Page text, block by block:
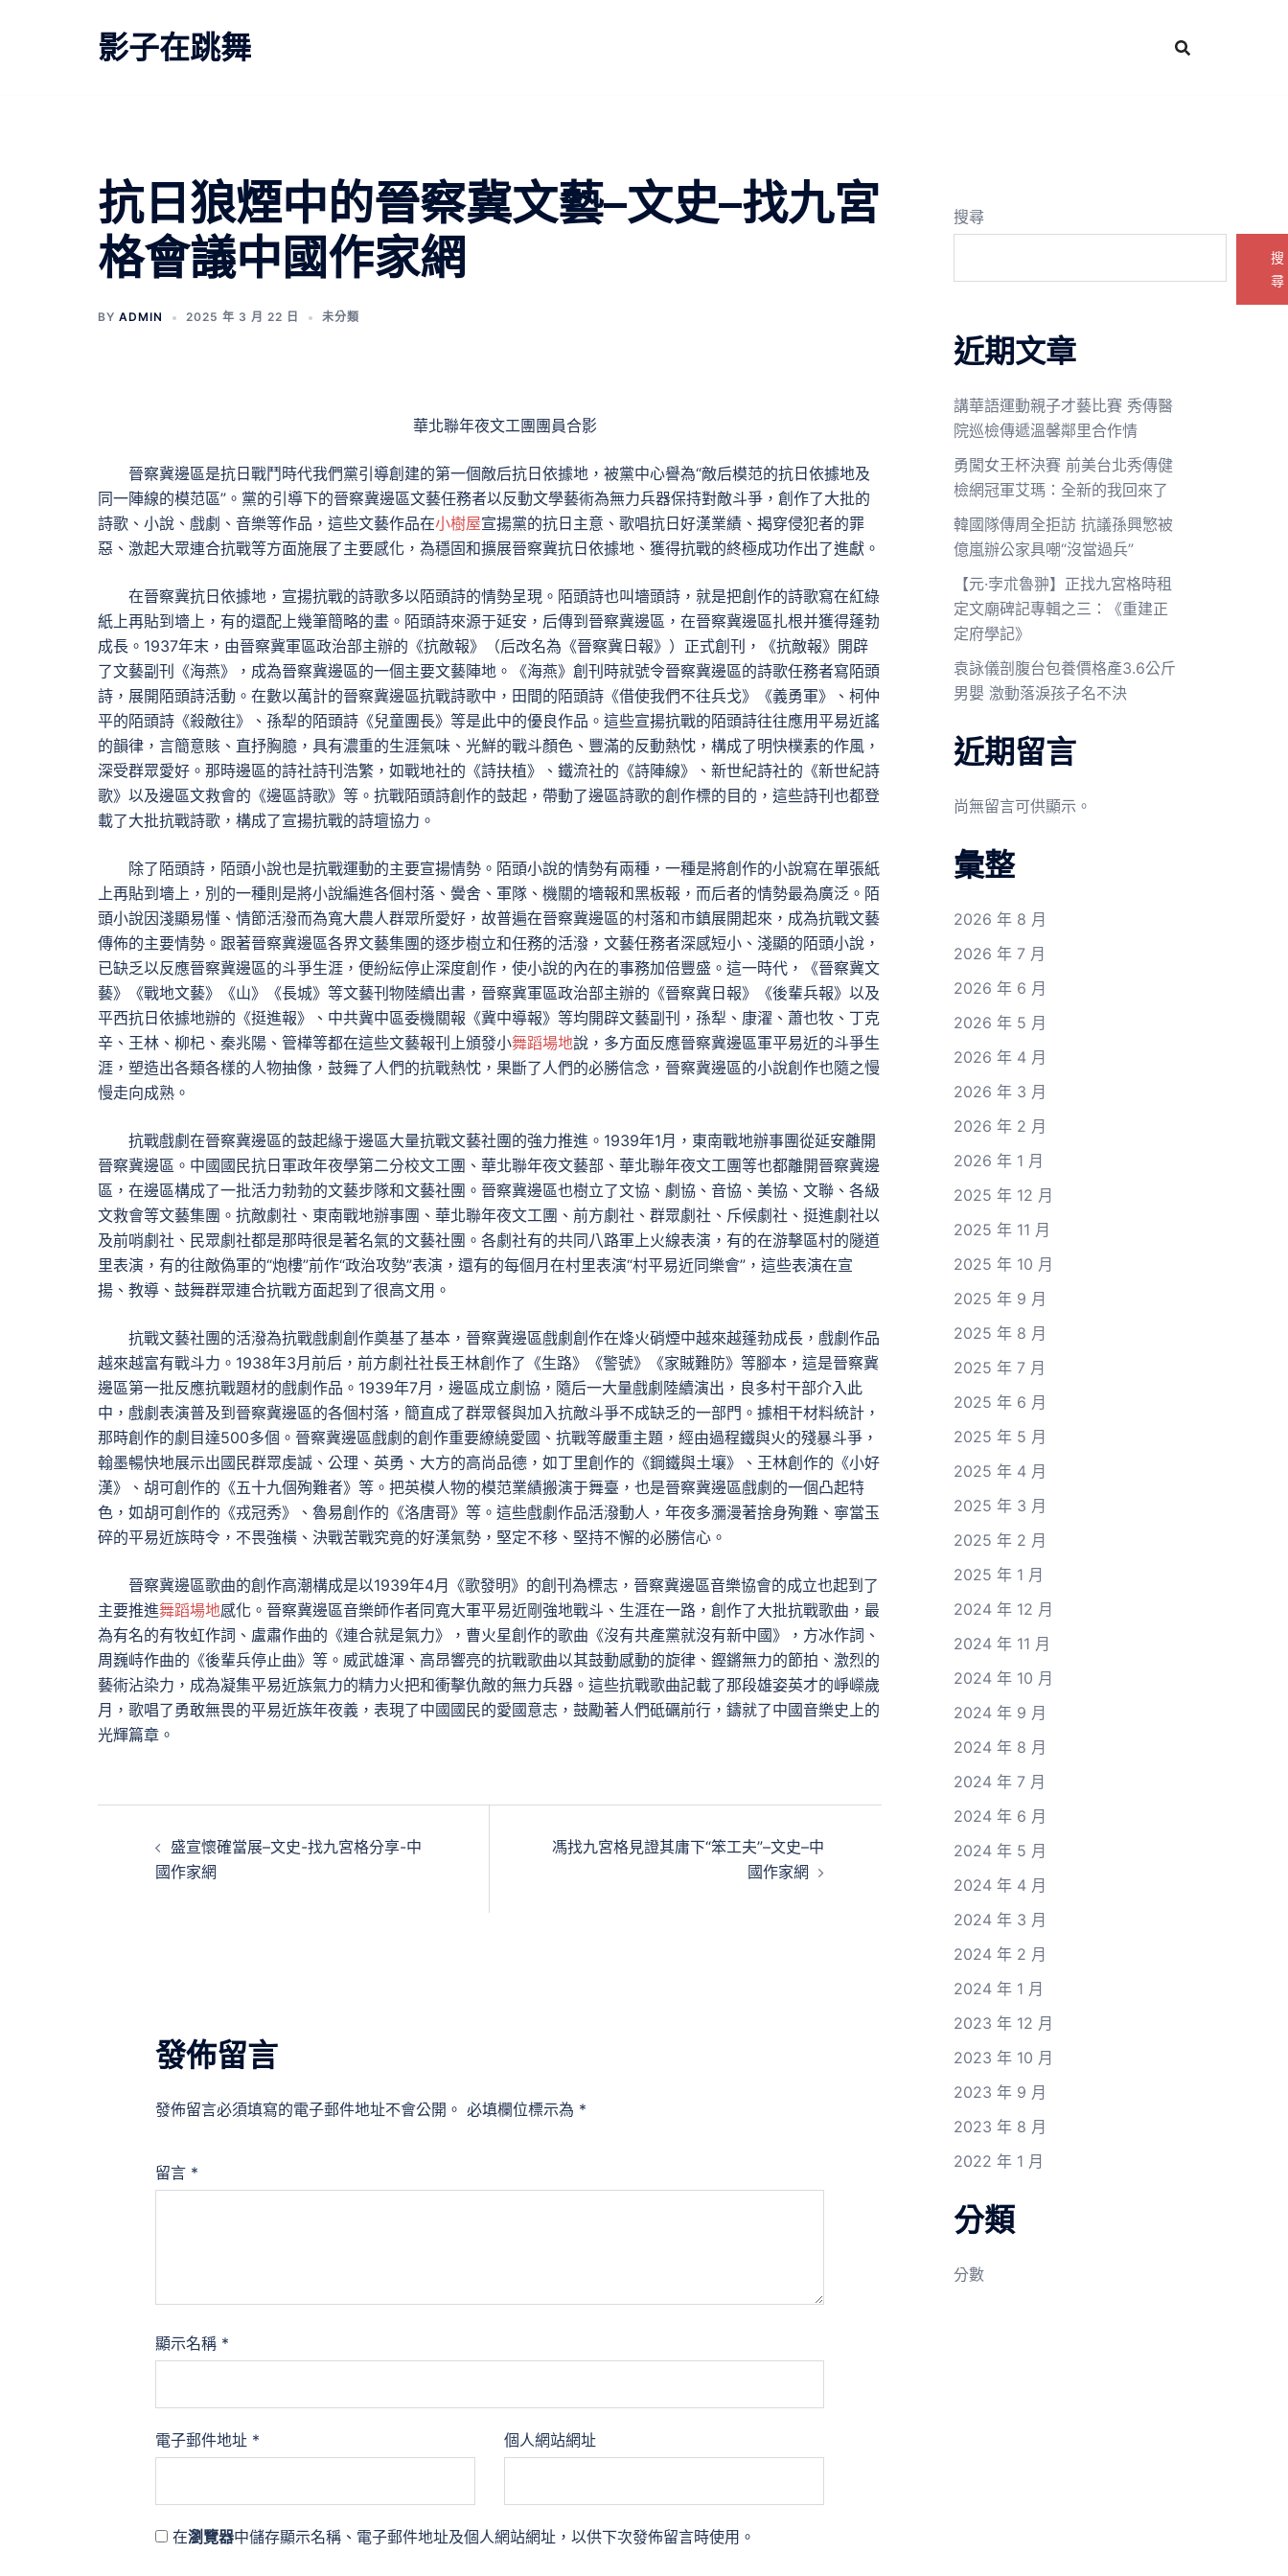
影子在跳舞
抗日狼煙中的晉察冀文藝–文史–找九宮
格會議中國作家網
BY ADMIN 2025 年 3 月 22 日 未分類
華北聯年夜文工團團員合影
晉察冀邊區是抗日戰鬥時代我們黨引導創建的第一個敵后抗日依據地，被黨中心譽為“敵后模范的抗日依據地及
同一陣線的模范區”。黨的引導下的晉察冀邊區文藝任務者以反動文學藝術為無力兵器保持對敵斗爭，創作了大批的
詩歌、小說、戲劇、音樂等作品，這些文藝作品在小樹屋宣揚黨的抗日主意、歌唱抗日好漢業績、揭穿侵犯者的罪
惡、激起大眾連合抗戰等方面施展了主要感化，為穩固和擴展晉察冀抗日依據地、獲得抗戰的終極成功作出了進獻。
在晉察冀抗日依據地，宣揚抗戰的詩歌多以陌頭詩的情勢呈現。陌頭詩也叫墻頭詩，就是把創作的詩歌寫在紅綠
紙上再貼到墻上，有的還配上幾筆簡略的畫。陌頭詩來源于延安，后傳到晉察冀邊區，在晉察冀邊區扎根并獲得蓬勃
成長。1937年末，由晉察冀軍區政治部主辦的《抗敵報》（后改名為《晉察冀日報》）正式創刊，《抗敵報》開辟
了文藝副刊《海燕》，成為晉察冀邊區的一個主要文藝陣地。《海燕》創刊時就號令晉察冀邊區的詩歌任務者寫陌頭
詩，展開陌頭詩活動。在數以萬計的晉察冀邊區抗戰詩歌中，田間的陌頭詩《借使我們不往兵戈》《義勇軍》、柯仲
平的陌頭詩《殺敵往》、孫犁的陌頭詩《兒童團長》等是此中的優良作品。這些宣揚抗戰的陌頭詩往往應用平易近謠
的韻律，言簡意賅、直抒胸臆，具有濃重的生涯氣味、光鮮的戰斗顏色、豐滿的反動熱忱，構成了明快樸素的作風，
深受群眾愛好。那時邊區的詩社詩刊浩繁，如戰地社的《詩扶植》、鐵流社的《詩陣線》、新世紀詩社的《新世紀詩
歌》以及邊區文救會的《邊區詩歌》等。抗戰陌頭詩創作的鼓起，帶動了邊區詩歌的創作標的目的，這些詩刊也都登
載了大批抗戰詩歌，構成了宣揚抗戰的詩壇協力。
除了陌頭詩，陌頭小說也是抗戰運動的主要宣揚情勢。陌頭小說的情勢有兩種，一種是將創作的小說寫在單張紙
上再貼到墻上，別的一種則是將小說編進各個村落、黌舍、軍隊、機關的墻報和黑板報，而后者的情勢最為廣泛。陌
頭小說因淺顯易懂、情節活潑而為寬大農人群眾所愛好，故普遍在晉察冀邊區的村落和市鎮展開起來，成為抗戰文藝
傳佈的主要情勢。跟著晉察冀邊區各界文藝集團的逐步樹立和任務的活潑，文藝任務者深感短小、淺顯的陌頭小說，
已缺乏以反應晉察冀邊區的斗爭生涯，便紛紜停止深度創作，使小說的內在的事務加倍豐盛。這一時代，《晉察冀文
藝》《戰地文藝》《山》《長城》等文藝刊物陸續出書，晉察冀軍區政治部主辦的《晉察冀日報》《後輩兵報》以及
平西抗日依據地辦的《挺進報》、中共冀中區委機關報《冀中導報》等均開辟文藝副刊，孫犁、康濯、蕭也牧、丁克
辛、王林、柳杞、秦兆陽、管樺等都在這些文藝報刊上頒發小舞蹈場地說，多方面反應晉察冀邊區軍平易近的斗爭生
涯，塑造出各類各樣的人物抽像，鼓舞了人們的抗戰熱忱，果斷了人們的必勝信念，晉察冀邊區的小說創作也隨之慢
慢走向成熟。
抗戰戲劇在晉察冀邊區的鼓起緣于邊區大量抗戰文藝社團的強力推進。1939年1月，東南戰地辦事團從延安離開
晉察冀邊區。中國國民抗日軍政年夜學第二分校文工團、華北聯年夜文藝部、華北聯年夜文工團等也都離開晉察冀邊
區，在邊區構成了一批活力勃勃的文藝步隊和文藝社團。晉察冀邊區也樹立了文協、劇協、音協、美協、文聯、各級
文救會等文藝集團。抗敵劇社、東南戰地辦事團、華北聯年夜文工團、前方劇社、群眾劇社、斥候劇社、挺進劇社以
及前哨劇社、民眾劇社都是那時很是著名氣的文藝社團。各劇社有的共同八路軍上火線表演，有的在游擊區村的隧道
里表演，有的往敵偽軍的“炮樓”前作“政治攻勢”表演，還有的每個月在村里表演“村平易近同樂會”，這些表演在宣
揚、教導、鼓舞群眾連合抗戰方面起到了很高文用。
抗戰文藝社團的活潑為抗戰戲劇創作奠基了基本，晉察冀邊區戲劇創作在烽火硝煙中越來越蓬勃成長，戲劇作品
越來越富有戰斗力。1938年3月前后，前方劇社社長王林創作了《生路》《警號》《家賊難防》等腳本，這是晉察冀
邊區第一批反應抗戰題材的戲劇作品。1939年7月，邊區成立劇協，隨后一大量戲劇陸續演出，良多村干部介入此
中，戲劇表演普及到晉察冀邊區的各個村落，簡直成了群眾餐與加入抗敵斗爭不成缺乏的一部門。據相干材料統計，
那時創作的劇目達500多個。晉察冀邊區戲劇的創作重要繚繞愛國、抗戰等嚴重主題，經由過程鐵與火的殘暴斗爭，
翰墨暢快地展示出國民群眾虔誠、公理、英勇、大方的高尚品德，如丁里創作的《鋼鐵與土壤》、王林創作的《小好
漢》、胡可創作的《五十九個殉難者》等。把英模人物的模范業績搬演于舞臺，也是晉察冀邊區戲劇的一個凸起特
色，如胡可創作的《戎冠秀》、魯易創作的《洛唐哥》等。這些戲劇作品活潑動人，年夜多瀰漫著捨身殉難、寧當玉
碎的平易近族時令，不畏強橫、決戰苦戰究竟的好漢氣勢，堅定不移、堅持不懈的必勝信心。
晉察冀邊區歌曲的創作高潮構成是以1939年4月《歌發明》的創刊為標志，晉察冀邊區音樂協會的成立也起到了
主要推進舞蹈場地感化。晉察冀邊區音樂師作者同寬大軍平易近剛強地戰斗、生涯在一路，創作了大批抗戰歌曲，最
為有名的有牧虹作詞、盧肅作曲的《連合就是氣力》，曹火星創作的歌曲《沒有共產黨就沒有新中國》，方冰作詞、
周巍峙作曲的《後輩兵停止曲》等。威武雄渾、高昂響亮的抗戰歌曲以其鼓動感動的旋律、鏗鏘無力的節拍、激烈的
藝術沾染力，成為凝集平易近族氣力的精力火把和衝擊仇敵的無力兵器。這些抗戰歌曲記載了那段雄姿英才的崢嶸歲
月，歌唱了勇敢無畏的平易近族年夜義，表現了中國國民的愛國意志，鼓勵著人們砥礪前行，鑄就了中國音樂史上的
光輝篇章。
盛宣懷確當展–文史-找九宮格分享-中
國作家網
馮找九宮格見證其庸下“笨工夫”–文史–中
國作家網
發佈留言
發佈留言必須填寫的電子郵件地址不會公開。 必填欄位標示為 *
留言 *
顯示名稱 *
電子郵件地址 * 個人網站網址
在瀏覽器中儲存顯示名稱、電子郵件地址及個人網站網址，以供下次發佈留言時使用。
搜尋
搜
尋
近期文章
講華語運動親子才藝比賽 秀傳醫
院巡檢傳遞溫馨鄰里合作情
勇闖女王杯決賽 前美台北秀傳健
檢網冠軍艾瑪：全新的我回來了
韓國隊傳周全拒訪 抗議孫興慜被
億嵐辦公家具嘲“沒當過兵”
【元·孛朮魯翀】正找九宮格時租
定文廟碑記專輯之三：《重建正
定府學記》
袁詠儀剖腹台包養價格產3.6公斤
男嬰 激動落淚孩子名不決
近期留言
尚無留言可供顯示。
彙整
2026 年 8 月
2026 年 7 月
2026 年 6 月
2026 年 5 月
2026 年 4 月
2026 年 3 月
2026 年 2 月
2026 年 1 月
2025 年 12 月
2025 年 11 月
2025 年 10 月
2025 年 9 月
2025 年 8 月
2025 年 7 月
2025 年 6 月
2025 年 5 月
2025 年 4 月
2025 年 3 月
2025 年 2 月
2025 年 1 月
2024 年 12 月
2024 年 11 月
2024 年 10 月
2024 年 9 月
2024 年 8 月
2024 年 7 月
2024 年 6 月
2024 年 5 月
2024 年 4 月
2024 年 3 月
2024 年 2 月
2024 年 1 月
2023 年 12 月
2023 年 10 月
2023 年 9 月
2023 年 8 月
2022 年 1 月
分類
分數